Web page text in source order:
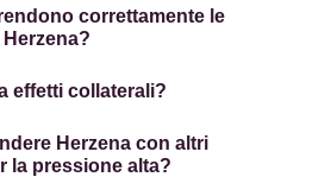
correttamente le
effetti collaterali?
Herzena con altri
la pressione alta?